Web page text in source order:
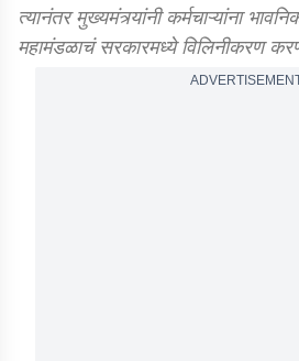
त्यानंतर मुख्यमंत्र्यांनी कर्मचाऱ्यांना
महामंडळाचं सरकारमध्ये विलिनीकरण